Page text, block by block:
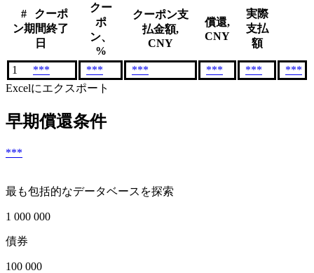
#
クーポ
ン期間終了
日
クー
ポ
ン、
%
クーポン支
払金額,
CNY
償還,
CNY
実際
支払
額
1 *** *** *** *** ***
***
Excelにエクスポート
早期償還条件
***
最も包括的なデータベースを探索
1 000 000
債券
100 000